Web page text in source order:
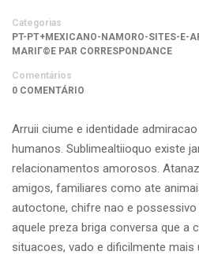
Categorias
PT-PT+MEXICANO-NAMORO-SITES-E-
MARIГ©E PAR CORRESPONDANCE
Comentários
0 COMENTÁRIO
Arruii ciume e identidade
humanos. Sublimealtiioquo existe
relacionamentos amorosos.
amigos, familiares como ate
autoctone, chifre nao e
aquele preza briga conversa que a
situacoes, vado e dificilmente